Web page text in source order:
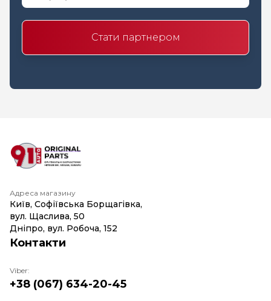
Стати партнером
Адреса магазину
Київ, Софіївська Борщагівка,
вул. Щаслива, 50
Дніпро, вул. Робоча, 152
Контакти
Viber:
+38 (067) 634-20-45